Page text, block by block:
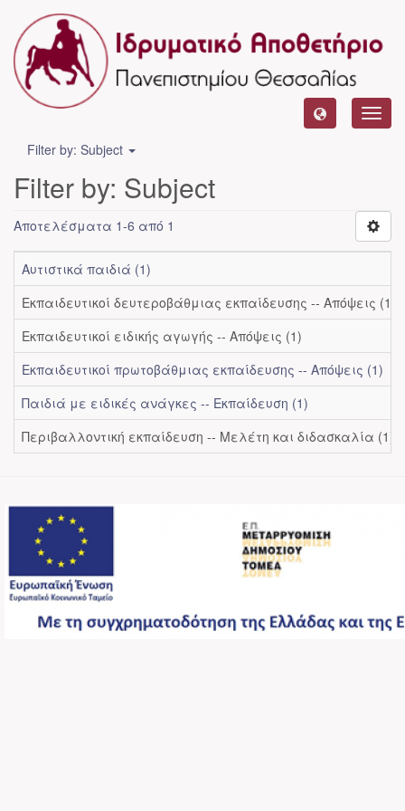
Filter by: Subject
Filter by: Subject
Αποτελέσματα 1-6 από 1
Αυτιστικά παιδιά (1)
Εκπαιδευτικοί δευτεροβάθμιας εκπαίδευσης -- Απόψεις (1)
Εκπαιδευτικοί ειδικής αγωγής -- Απόψεις (1)
Εκπαιδευτικοί πρωτοβάθμιας εκπαίδευσης -- Απόψεις (1)
Παιδιά με ειδικές ανάγκες -- Εκπαίδευση (1)
Περιβαλλοντική εκπαίδευση -- Μελέτη και διδασκαλία (1)